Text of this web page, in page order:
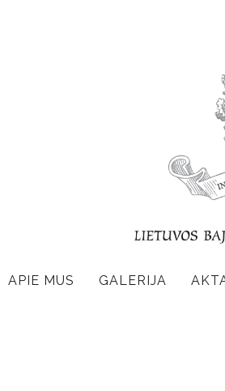
APIE MUS GALERIJA